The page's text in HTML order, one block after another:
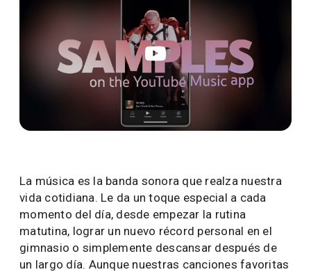
La música es la banda sonora que realza nuestra
vida cotidiana. Le da un toque especial a cada
momento del día, desde empezar la rutina
matutina, lograr un nuevo récord personal en el
gimnasio o simplemente descansar después de
un largo día. Aunque nuestras canciones favoritas